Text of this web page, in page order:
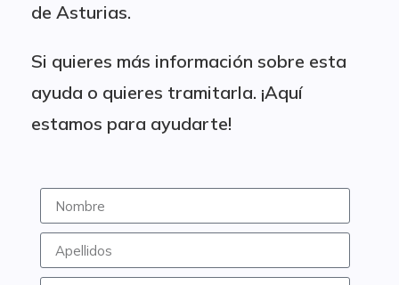
de Asturias.
Si quieres más información sobre esta
ayuda o quieres tramitarla. ¡Aquí
estamos para ayudarte!